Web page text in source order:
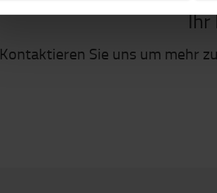
Ihr
Kontaktieren Sie uns um mehr